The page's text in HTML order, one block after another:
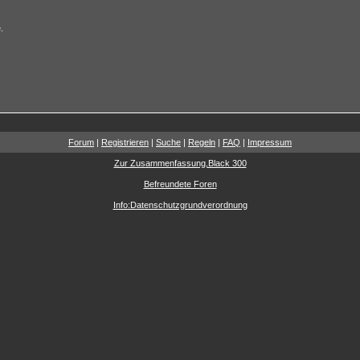
Forum | Registrieren | Suche | Regeln | FAQ | Impressum
Zur Zusammenfassung,Black 300
Befreundete Foren
Info:Datenschutzgrundverordnung